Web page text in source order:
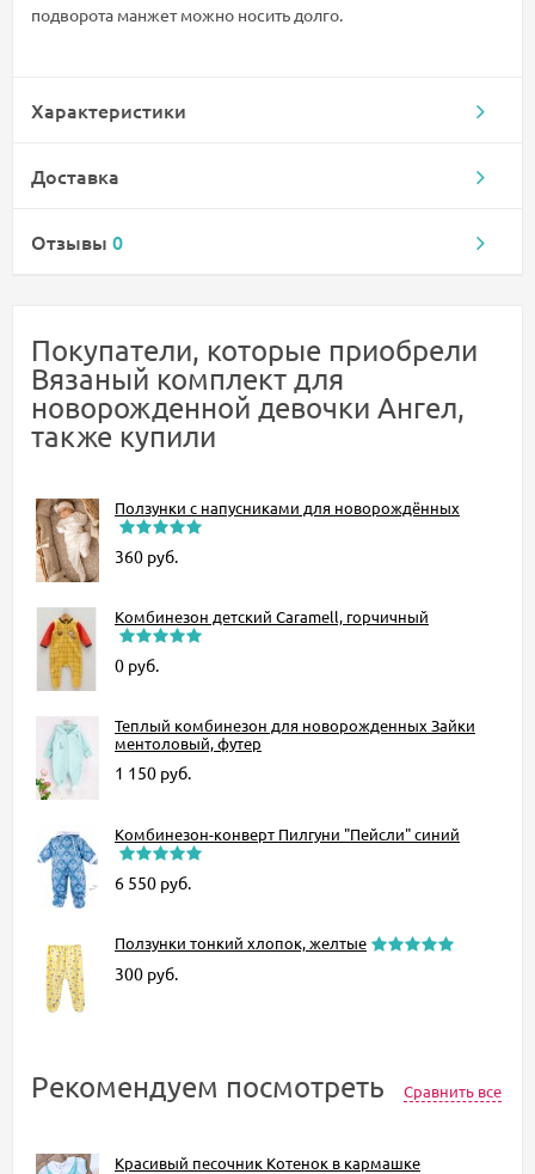
подворота манжет можно носить долго.
Характеристики
Доставка
Отзывы 0
Покупатели, которые приобрели
Вязаный комплект для
новорожденной девочки Ангел,
также купили
Ползунки с напусниками для новорождённых
360 руб.
Комбинезон детский Caramell, горчичный
0 руб.
Теплый комбинезон для новорожденных Зайки
ментоловый, футер
1 150 руб.
Комбинезон-конверт Пилгуни "Пейсли" синий
6 550 руб.
Ползунки тонкий хлопок, желтые
300 руб.
Рекомендуем посмотреть Сравнить все
Красивый песочник Котенок в кармашке